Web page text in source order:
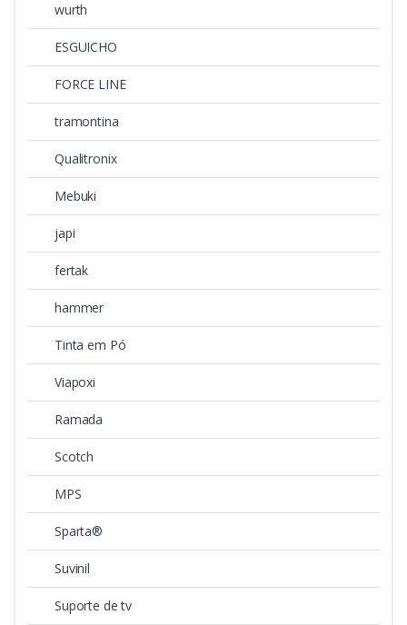
wurth
ESGUICHO
FORCE LINE
tramontina
Qualitronix
Mebuki
japi
fertak
hammer
Tinta em Pó
Viapoxi
Ramada
Scotch
MPS
Sparta®
Suvinil
Suporte de tv